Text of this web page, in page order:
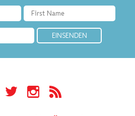
Twitter Instagram RSS